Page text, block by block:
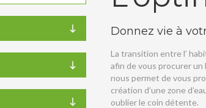
Donnez vie à
La transition entre l’
afin de vous procurer
nous permet de vous
création d’une zone
oublier le coin détente.